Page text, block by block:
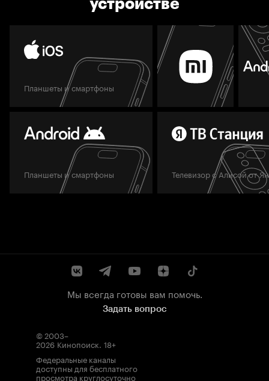
Планшеты и смартфоны
Планшеты и смартфоны Телевизор с Алисой от
Мы всегда готовы вам помочь.
Задать вопрос
© 2003–
2026 Кинопоиск. 18+
Федеральные каналы
доступны для бесплатного
просмотра круглосуточно